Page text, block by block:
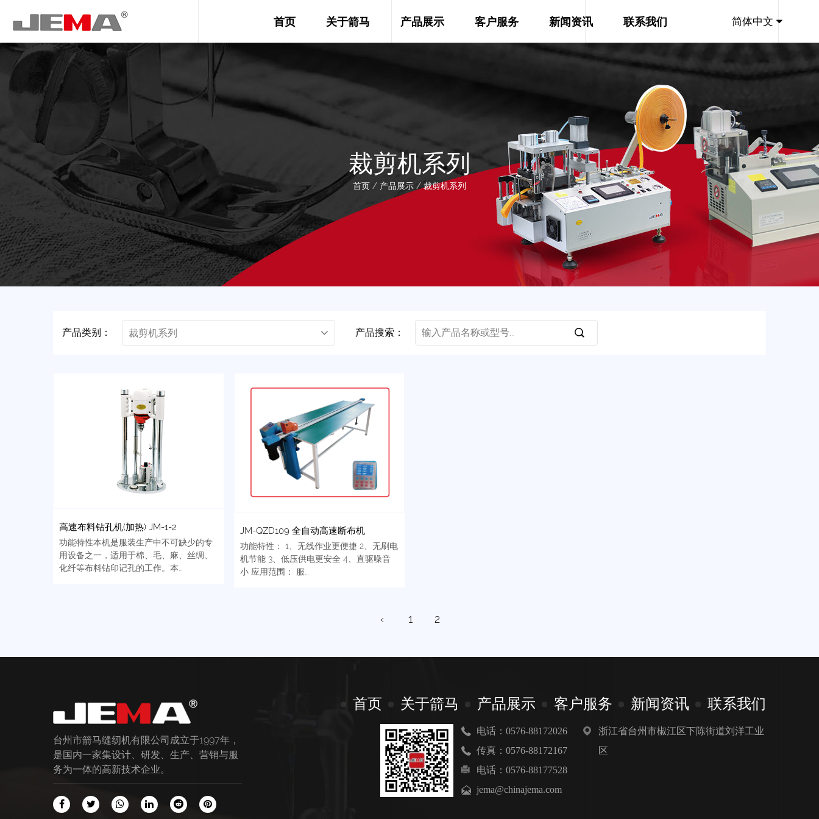
首页 关于箭马 产品展示 客户服务 新闻资讯 联系我们 简体中文
裁剪机系列
首页 / 产品展示 /裁剪机系列
产品类别： 裁剪机系列 产品搜索：
高速布料钻孔机(加热) JM-1-2
功能特性本机是服装生产中不可缺少的专
用设备之一，适用于棉、毛、麻、丝绸、
化纤等布料钻印记孔的工作。本...
JM-QZD109 全自动高速断布机
功能特性： 1、无线作业更便捷 2、无刷电
机节能 3、低压供电更安全 4、直驱噪音
小 应用范围： 服...
‹ 1 2
台州市箭马缝纫机有限公司成立于1997年，
是国内一家集设计、研发、生产、营销与服
务为一体的高新技术企业。
首页 关于箭马 产品展示 客户服务 新闻资讯 联系我们
电话：0576-88172026
传真：0576-88172167
电话：0576-88177528
jema@chinajema.com
浙江省台州市椒江区下陈街道刘洋工业
区